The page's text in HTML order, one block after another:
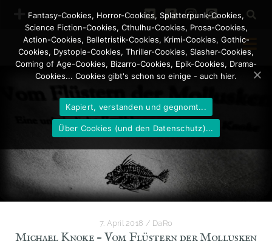
Newsletter abonnieren
t
w
i
t
t
e
r
f
a
c
e
b
o
o
k
i
n
s
t
a
g
r
m
p
n
t
r
e
t
7. April 2018 / DaRo
Michael Knoke – Vom Flüstern der Mollusken
Fantasy-Cookies, Horror-Cookies, Splatterpunk-Cookies,
Science Fiction-Cookies, Cthulhu-Cookies, Prosa-Cookies,
Action-Cookies, Belletristik-Cookies, Krimi-Cookies, Gothic-
Cookies, Dystopie-Cookies, Thriller-Cookies, Slasher-Cookies,
Coming of Age-Cookies, Bizarro-Cookies, Epik-Cookies, Drama-
Cookies... Cookies gibt's schon so einige - auch hier.
Kapiert, verstanden und gegnomt...
Über Cookies (und den Datenschutz)...